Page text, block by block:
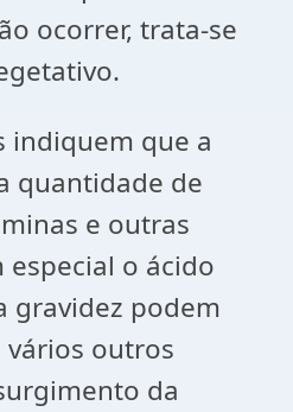
ocorrer, trata-se
indiquem que a
quantidade de
e outras
especial o ácido
gravidez podem
outros
da